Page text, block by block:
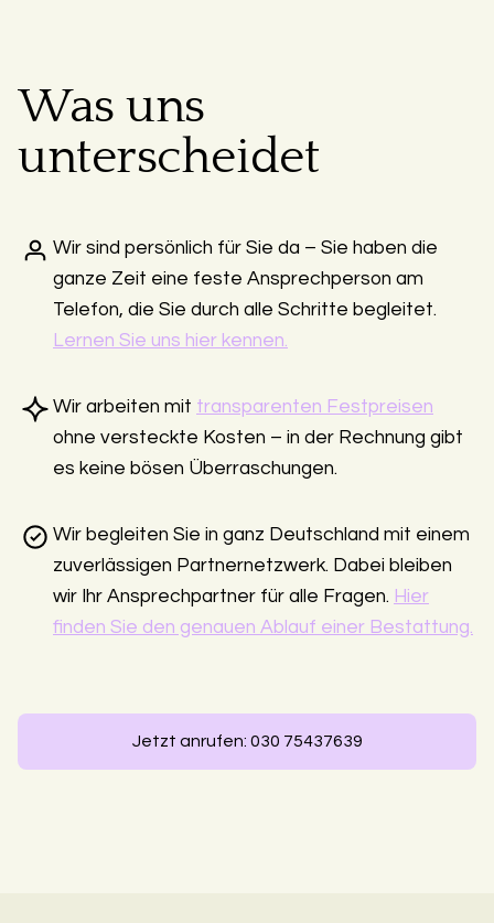
Was uns
unterscheidet
Wir sind persönlich für Sie da – Sie haben die
ganze Zeit eine feste Ansprechperson am
Telefon, die Sie durch alle Schritte begleitet.
Lernen Sie uns hier kennen.
Wir arbeiten mit transparenten Festpreisen
ohne versteckte Kosten – in der Rechnung gibt
es keine bösen Überraschungen.
Wir begleiten Sie in ganz Deutschland mit einem
zuverlässigen Partnernetzwerk. Dabei bleiben
wir Ihr Ansprechpartner für alle Fragen. Hier
finden Sie den genauen Ablauf einer Bestattung.
Jetzt anrufen: 030 75437639